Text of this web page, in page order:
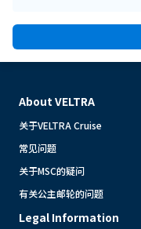
About VELTRA
关于VELTRA Cruise
常见问题
关于MSC的疑问
有关公主邮轮的问题
Legal Information